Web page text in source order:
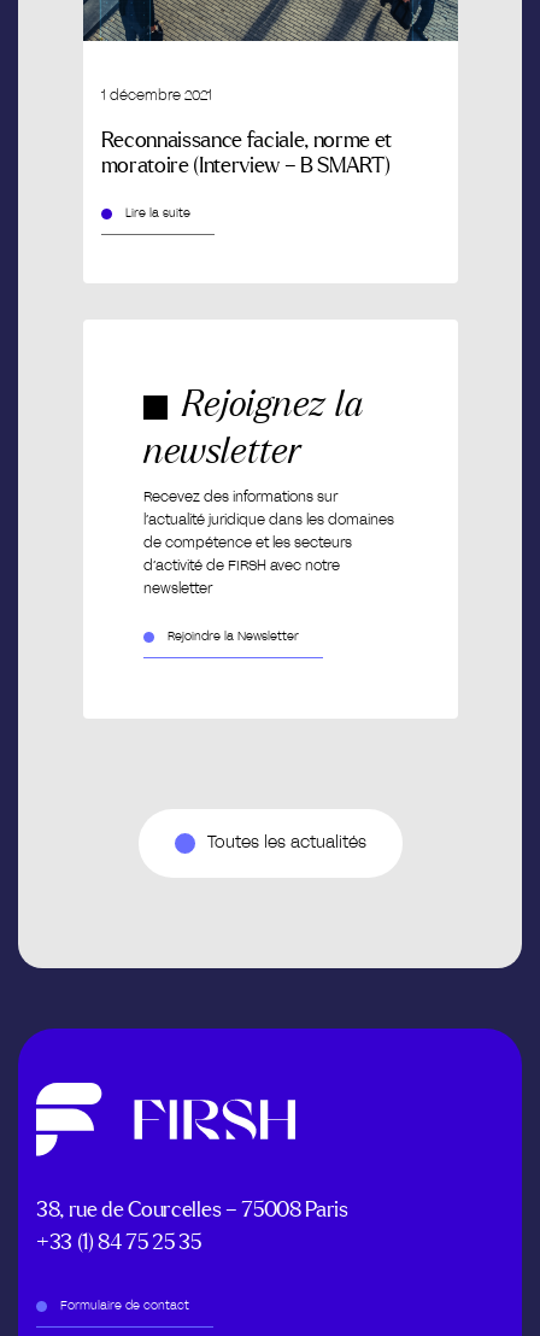
1 décembre 2021
Reconnaissance faciale, norme et
moratoire (Interview – B SMART)
Lire la suite
Rejoignez la
newsletter
Recevez des informations sur
l’actualité juridique dans les domaines
de compétence et les secteurs
d’activité de FIRSH avec notre
newsletter
Rejoindre la Newsletter
Toutes les actualités
38, rue de Courcelles – 75008 Paris
+33 (1) 84 75 25 35
Formulaire de contact